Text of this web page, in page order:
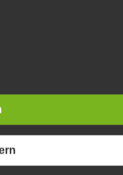
identifizierbare